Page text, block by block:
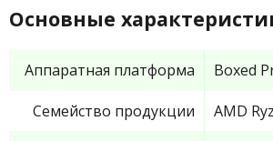
Основные
Аппаратная платформа Boxed
Семейство продукции AMD